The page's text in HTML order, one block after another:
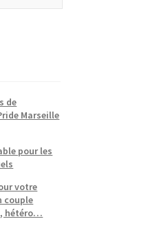
de
Marseille
pour les
votre
couple
hétéro…